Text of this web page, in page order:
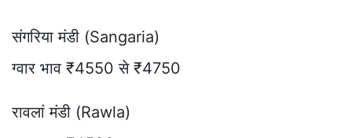
संगरिया मंडी (Sangaria)
ग्वार भाव ₹4550 से ₹4750
रावलां मंडी (Rawla)